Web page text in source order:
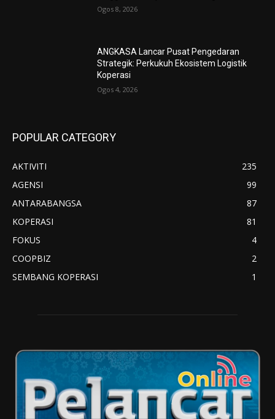
Ogos 8, 2026
ANGKASA Lancar Pusat Pengedaran
Strategik: Perkukuh Ekosistem Logistik
Koperasi
Ogos 4, 2026
POPULAR CATEGORY
AKTIVITI
235
AGENSI
99
ANTARABANGSA
87
KOPERASI
81
FOKUS
4
COOPBIZ
2
SEMBANG KOPERASI
1